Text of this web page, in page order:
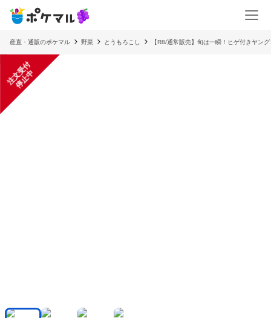
産直・通販のポケマル 野菜 とうもろこし 【R8/通常販売】旬は一瞬！ヒゲ付きヤン
注
文
受
付
停
止
中